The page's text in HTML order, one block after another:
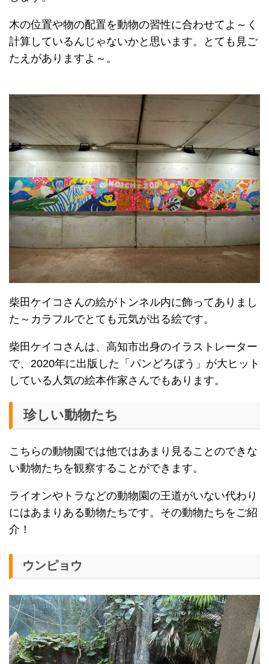
木の位置や物の配置を動物の習性に合わせてよ～く
計算しているんじゃないかと思います。とても見ご
たえがありますよ～。
柴田ケイコさんの絵がトンネル内に飾ってありまし
た～カラフルでとても元気が出る絵です。
柴田ケイコさんは、高知市出身のイラストレーター
で、2020年に出版した「パンどろぼう」が大ヒット
している人気の絵本作家さんでもあります。
珍しい動物たち
こちらの動物園では他ではあまり見ることのできな
い動物たちを観察することができます。
ライオンやトラなどの動物園の王道がいない代わり
にはあまりある動物たちです。その動物たちをご紹
介！
ウンピョウ